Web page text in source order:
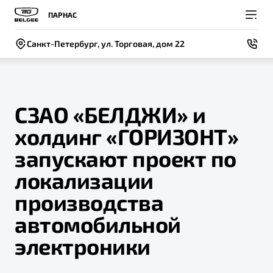
ПАРНАС
Санкт-Петербург, ул. Торговая, дом 22
Модели
Новый
X50+
Покупателям
ВЫБОР И ПОКУПКА
Автомобили в наличии
Спецпредложения и Акции
Записаться на тест-драйв
Владельцам
СЕРВИС
Записаться на сервис
Руководство по эксплуатации
Техническое обслуживание
Калькулятор ТО
О компании
СОБЫТИЯ
Новости
Контакты
BELGEE В РОССИИ
СЗАО «БЕЛДЖИ» и
холдинг «ГОРИЗОНТ»
запускают проект по
локализации
производства
автомобильной
электроники